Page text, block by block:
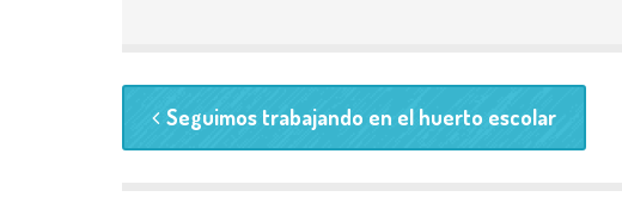
Seguimos trabajando en el huerto escolar